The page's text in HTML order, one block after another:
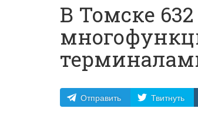
В Томске
Отправить Твитнуть